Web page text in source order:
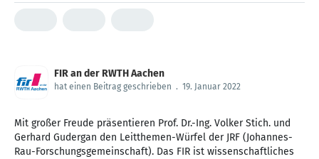
FIR an der RWTH Aachen
hat einen Beitrag geschrieben . 19. Januar 2022
Mit großer Freude präsentieren Prof. Dr.-Ing. Volker Stich. und
Gerhard Gudergan den Leitthemen-Würfel der JRF (Johannes-
Rau-Forschungsgemeinschaft). Das FIR ist wissenschaftliches